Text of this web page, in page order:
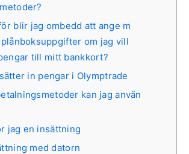
blir jag ombedd att ange m
om jag vill
till mitt bankkort?
in pengar i Olymptrade
kan jag använ
jag en insättning
med datorn